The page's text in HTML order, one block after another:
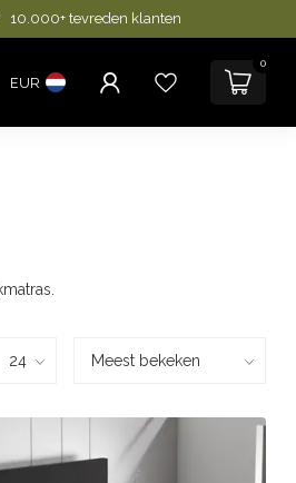
10.000+ tevreden klanten
EUR
0